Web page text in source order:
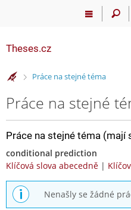
Theses.cz
>Práce na stejné téma
Práce na stejné
Práce na stejné téma (mají
conditional prediction
Klíčová slova abecedně |
Nenašly se žádné